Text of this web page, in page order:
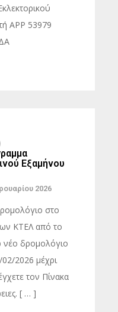
ΑΡΡ 53979
Εξαμήνου
2026
στο
ΚΤΕΛ από το
νέο δρομολόγιο
2026 μέχρι
τον Πίνακα
[ … ]